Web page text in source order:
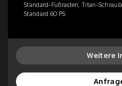
Standard-Fußrasten, Titan-
Standard 60 PS
Weitere